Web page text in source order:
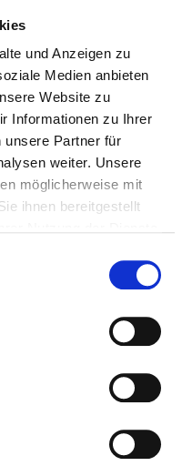
und Anzeigen zu
Medien anbieten
Website zu
Informationen zu Ihrer
unsere Partner für
weiter. Unsere
möglicherweise mit
ihnen bereitgestellt